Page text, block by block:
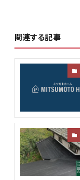
関連する記事